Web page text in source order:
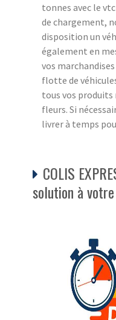
tonnes avec le
de chargement,
disposition un
également en
vos
flotte de
tous vos produits
fleurs. Si
livrer à temps
COLIS
solution à